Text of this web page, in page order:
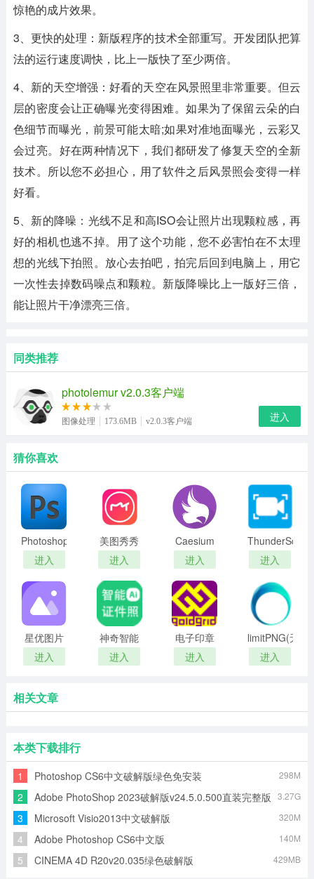
惊艳的成片效果。
3、更快的处理：新版程序的技术全部重写。开发团队把算
法的运行速度调快，比上一版快了至少两倍。
4、新的天空增强：好看的天空在风景照里非常重要。但云
层的密度会让正确曝光变得困难。如果为了保留云朵的白
色细节而曝光，前景可能太暗;如果对准地面曝光，云彩又
会过亮。好在两种情况下，我们都研发了修复天空的全新
技术。所以您不必担心，用了软件之后风景照会变得一样
好看。
5、新的降噪：光线不足和高ISO会让照片出现颗粒感，再
好的相机也逃不掉。用了这个功能，您不必害怕在不太理
想的光线下拍照。放心去拍吧，拍完后回到电脑上，用它
一次性去掉数码噪点和颗粒。新版降噪比上一版好三倍，
能让照片干净漂亮三倍。
同类推荐
photolemur v2.0.3客户端
图像处理 173.6MB v2.0.3客户端 进入
猜你喜欢
Photoshop
学习教程
进入
美图秀秀
电脑版
进入
Caesium
Image
Compressor(图
片压缩器)
进入
ThunderSoft
Screen
Recorder(屏
幕录像软
进入
星优图片
处理大师
最新版
进入
神奇智能
证件照
进入
电子印章
图片生成
器
进入
limitPNG(无
损图片压
缩工具)
进入
相关文章
本类下载排行
1 Photoshop CS6中文破解版绿色免安装 298M
2 Adobe PhotoShop 2023破解版v24.5.0.500直装完整版 3.27G
3 Microsoft Visio2013中文破解版 320M
4 Adobe Photoshop CS6中文版 140M
5 CINEMA 4D R20v20.035绿色破解版 429MB